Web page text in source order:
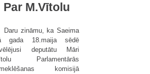
Par M.Vītolu
Daru zināmu, ka Saeima
gada 18.maija sēdē
deputātu Māri
Parlamentārās
komisijā